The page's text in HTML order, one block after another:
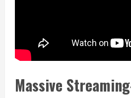
Massive